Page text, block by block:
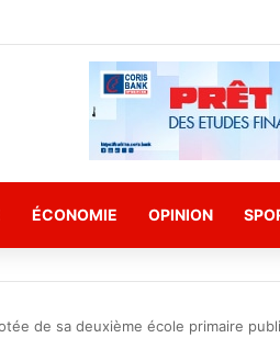
ÉCONOMIE OPINION
de sa deuxième école primaire